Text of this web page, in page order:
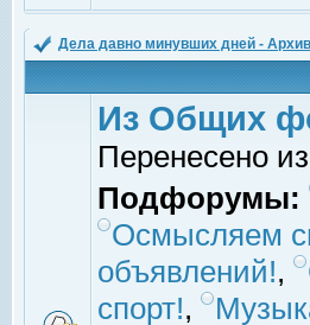
Дела давно минувших дней - Архив
Из Общих
Перенесено
Подфорумы:
Осмысляем
объявлений!,
спорт!,